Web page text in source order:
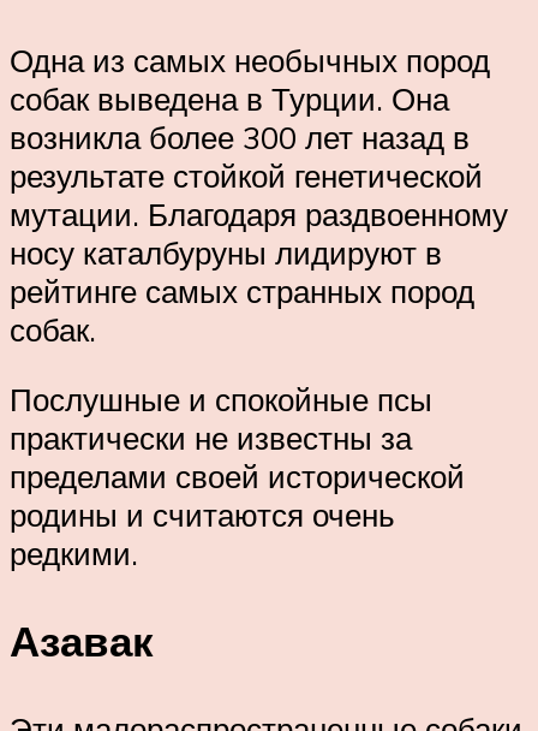
Одна из самых необычных пород
собак выведена в Турции. Она
возникла более 300 лет назад в
результате стойкой генетической
мутации. Благодаря раздвоенному
носу каталбуруны лидируют в
рейтинге самых странных пород
собак.
Послушные и спокойные псы
практически не известны за
пределами своей исторической
родины и считаются очень
редкими.
Азавак